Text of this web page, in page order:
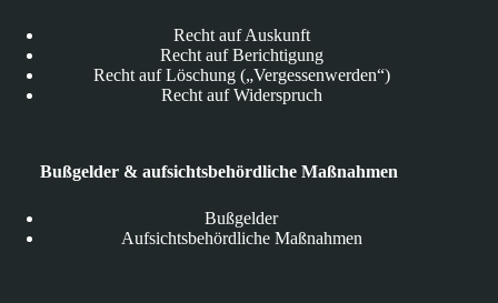
Recht auf Auskunft
Recht auf Berichtigung
Recht auf Löschung („Vergessenwerden“)
Recht auf Widerspruch
Bußgelder & aufsichtsbehördliche Maßnahmen
Bußgelder
Aufsichtsbehördliche Maßnahmen